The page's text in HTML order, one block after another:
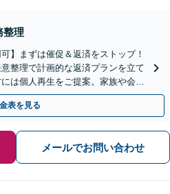
整理
】まずは催促＆返済をストップ！
整理で計画的な返済プランを立て
は個人再生をご提案。家族や会社
個室】【丸太町駅6分】
表を見る
メールでお問い合わせ